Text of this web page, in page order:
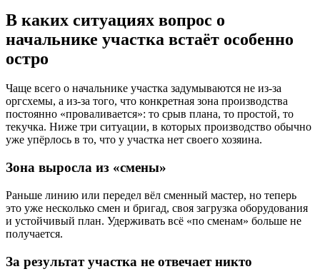
В каких ситуациях вопрос о
начальнике участка встаёт особенно
остро
Чаще всего о начальнике участка задумываются не из-за
оргсхемы, а из-за того, что конкретная зона производства
постоянно «проваливается»: то срыв плана, то простой, то
текучка. Ниже три ситуации, в которых производство обычно
уже упёрлось в то, что у участка нет своего хозяина.
Зона выросла из «смены»
Раньше линию или передел вёл сменный мастер, но теперь
это уже несколько смен и бригад, своя загрузка оборудования
и устойчивый план. Удерживать всё «по сменам» больше не
получается.
За результат участка не отвечает никто